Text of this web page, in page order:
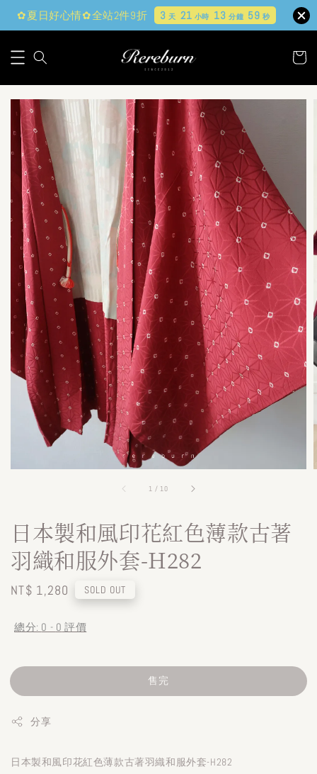
✿夏日好心情✿全站2件9折 3天 21 小時 13 分鐘 58 秒
1 / 10
日本製和風印花紅色薄款古著
羽織和服外套-H282
Regular
NT$ 1,280 SOLD OUT
總分: 0 - 0 評價
售完
分享
日本製和風印花紅色薄款古著羽織和服外套-H282